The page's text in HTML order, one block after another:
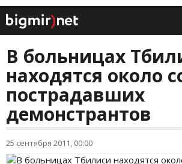
В больницах
находятся около
пострадавших
демонстрантов
25 сентября 2011, 00:00